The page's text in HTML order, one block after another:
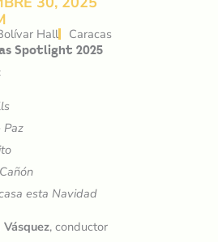
Hall Caracas
Spotlight 2025
:
Paz
esta Navidad
, conductor